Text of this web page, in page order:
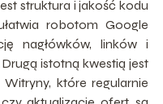
struktura i jakość kodu
robotom Google
nagłówków, linków i
istotną kwestią jest
które regularnie